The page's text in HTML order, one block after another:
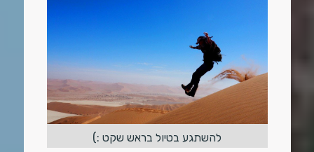
להשתגע בטיול בראש שקט :)